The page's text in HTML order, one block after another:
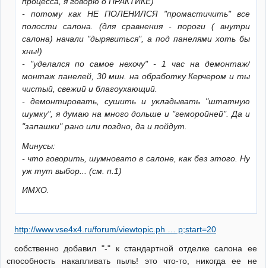
- потому как НЕ ПОЛЕНИЛСЯ "промастичить" все
полости салона. (для сравнения - пороги ( внутри
салона) начали "дырявиться", а под панелями хоть бы
хны!)
- "уделался по самое нехочу" - 1 час на демонтаж/
монтаж панелей, 30 мин. на обработку Керчером и ты
чистый, свежий и благоухающий.
- демонтировать, сушить и укладывать "штатную
шумку", я думаю на много дольше и "геморойней". Да и
"запашки" рано или поздно, да и пойдут.
Минусы:
- что говорить, шумновато в салоне, как без этого. Ну
уж тут выбор... (см. п.1)
ИМХО.
http://www.vse4x4.ru/forum/viewtopic.ph … p;start=20
собственно добавил "-" к стандартной отделке салона ее
способность накапливать пыль! это что-то, никогда ее не